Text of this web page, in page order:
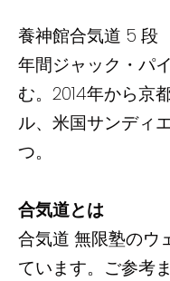
養神館合気道 5 段
年間ジャック・パ
む。2014年から京
ル、米国サンディ
つ。
合気道とは
合気道 無限塾のウ
ています。ご参考